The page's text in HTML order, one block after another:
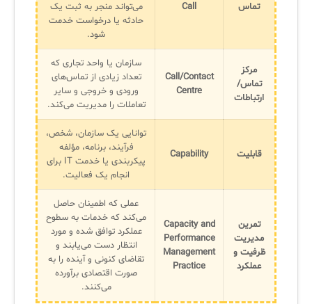
تماس Call
می‌تواند منجر به ثبت یک
حادثه یا درخواست خدمت
شود.
مرکز
تماس/
ارتباطات
Call/Contact
Centre
سازمان یا واحد تجاری که
تعداد زیادی از تماس‌های
ورودی و خروجی و سایر
تعاملات را مدیریت می‌کند.
قابلیت Capability
توانایی یک سازمان، شخص،
فرآیند، برنامه، مؤلفه
پیکربندی یا خدمت IT برای
انجام یک فعالیت.
تمرین
مدیریت
ظرفیت و
عملکرد
Capacity and
Performance
Management
Practice
عملی که اطمینان حاصل
می‌کند که خدمات به سطوح
عملکرد توافق شده و مورد
انتظار دست می‌یابند و
تقاضای کنونی و آینده را به
صورت اقتصادی برآورده
می‌کنند.